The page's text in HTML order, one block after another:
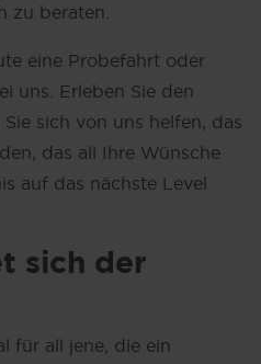
zu beraten.
eine Probefahrt oder
uns. Erleben Sie den
sich von uns helfen, das
das all Ihre Wünsche
auf das nächste Level
sich der
für all jene, die ein